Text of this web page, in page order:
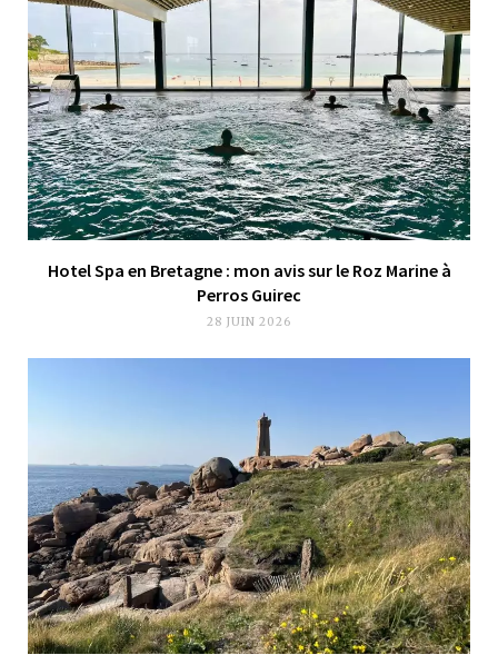
Hotel Spa en Bretagne : mon avis sur le Roz Marine à
Perros Guirec
28 JUIN 2026